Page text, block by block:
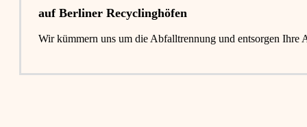
auf Berliner Recyclinghöfen​
Wir kümmern uns um die Abfalltrennung und entsorgen